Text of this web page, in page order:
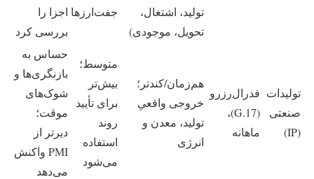
تولید، اشتغال،
تحویل، موجودی)
جفت‌ارزها اجزا را
بررسی کرد
تولیدات
صنعتی
(IP)
فدرال‌رزرو
(G.17)،
ماهانه
هم‌زمان/کندتر؛
خروجی واقعیِ
تولید، معدن و
انرژی
متوسط؛
بیش‌تر
برای تأیید
روند
استفاده
می‌شود
حساس به
بازنگری‌ها و
شوک‌های
موقت؛
دیرتر از
PMI واکنش
می‌دهد